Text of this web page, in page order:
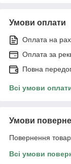
Умови оплати
Оплата на
Оплата за
Повна
Всі умови
Умови
Повернення
Всі умови